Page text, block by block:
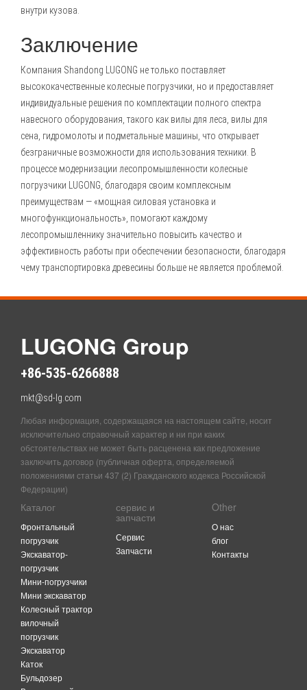
внутри кузова.
Заключение
Компания Shandong LUGONG не только поставляет
высококачественные колесные погрузчики, но и предоставляет
индивидуальные решения по комплектации полного спектра
навесного оборудования, такого как вилы для леса, вилы для
сена, гидромолоты и подметальные машины, что открывает
безграничные возможности для использования техники. В
процессе модернизации лесопромышленности колесные
погрузчики LUGONG, благодаря своим комплексным
преимуществам — «мощная силовая установка и
многофункциональность», помогают каждому
лесопромышленнику значительно повысить качество и
эффективность работы при обеспечении безопасности, благодаря
чему транспортировка древесины больше не является проблемой.
LUGONG Group
+86-535-6266888
mkt@sd-lg.com
Любая информация, содержащаяся на настоящем сайте, носит
исключительно справочный характер и ни при каких
обстоятельствах не может быть расценена как предложение
заключить договор (публичная оферта, определяемой
положениями статьи 437 (2) Гражданского кодекса Российской
Федерации)
Каталог
Фронтальный
погрузчик
Экскаватор-
погрузчик
Мини-погрузчики
Мини экскаватор
Колесный трактор
вилочный
погрузчик
Экскаватор
Каток
Бульдозер
сервис и
запчасти
Сервис
Запчасти
Other
O нас
блог
Контакты